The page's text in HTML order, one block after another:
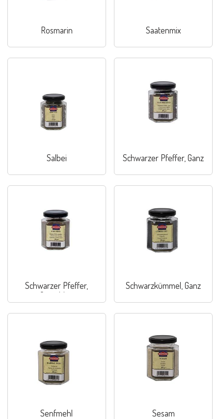
Rosmarin Saatenmix
Salbei Schwarzer Pfeffer, Ganz
Schwarzer Pfeffer,
Gemahlen
Schwarzkümmel, Ganz
Senfmehl Sesam